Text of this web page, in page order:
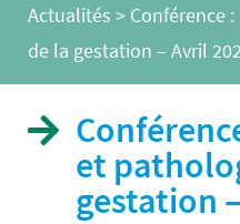
Actualités > Conférence
de la gestation – Avril
et
gestation